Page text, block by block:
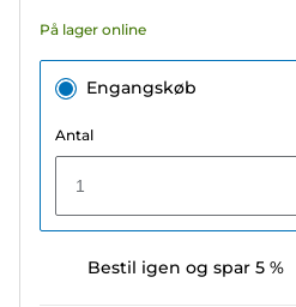
anmeldelser
På lager online
Engangskøb
Antal
1
Bestil igen og spar 5 %